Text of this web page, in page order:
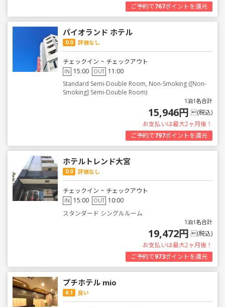
ご予約で767ポイントを還元
パイオランド ホテル
0.0 評価なし
チェックイン ~ チェックアウト
IN 15:00 OUT 11:00
Standard Semi-Double Room, Non-Smoking ([Non-
Smoking] Semi-Double Room)
1泊1名合計
15,946円 (税込)
お支払いは最大2ヶ月後！
ご予約で797ポイントを還元
ホテルトレンド大宮
0.0 評価なし
チェックイン ~ チェックアウト
IN 15:00 OUT 10:00
スタンダード シングルルーム
1泊1名合計
19,472円 (税込)
お支払いは最大2ヶ月後！
ご予約で973ポイントを還元
プチホテル mio
6.1 良い